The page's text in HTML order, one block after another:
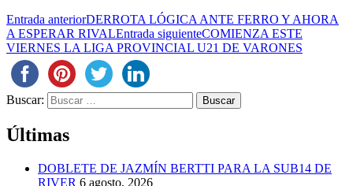
Entrada anteriorDERROTA LÓGICA ANTE FERRO Y AHORA
A ESPERAR RIVALEntrada siguienteCOMIENZA ESTE
VIERNES LA LIGA PROVINCIAL U21 DE VARONES
Buscar:
Últimas
DOBLETE DE JAZMÍN BERTTI PARA LA SUB14 DE
RIVER 6 agosto, 2026